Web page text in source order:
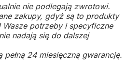
nie podlegają zwrotowi.
zakupy, gdyż są to produkty
Wasze potrzeby i specyficzne
nadają się do dalszej
pełną 24 miesięczną gwarancję.